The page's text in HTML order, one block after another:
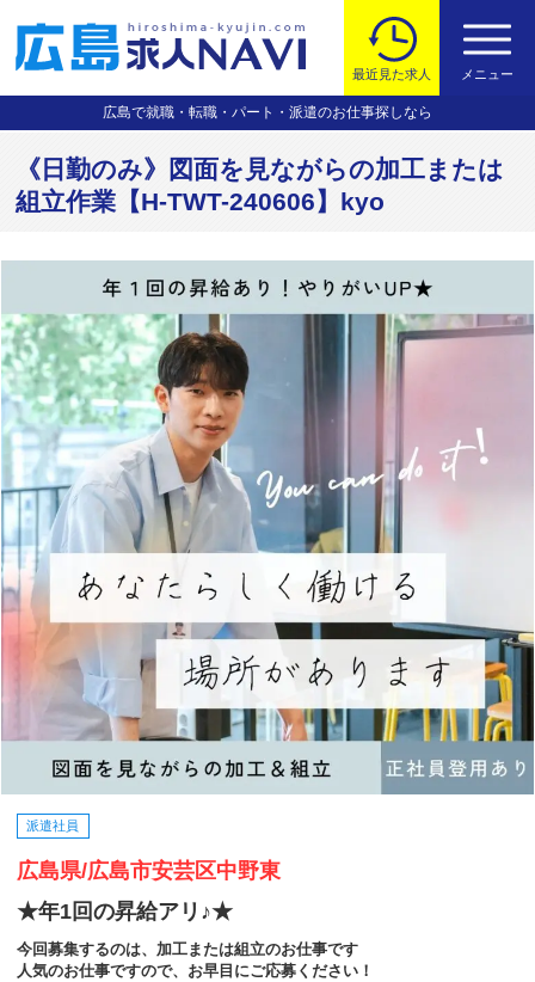
広島で就職・転職・パート・派遣のお仕事探しなら
最近見た求人 メニュー
《日勤のみ》図面を見ながらの加工または
組立作業【H-TWT-240606】kyo
派遣社員
広島県/広島市安芸区中野東
★年1回の昇給アリ♪★
今回募集するのは、加工または組立のお仕事です
人気のお仕事ですので、お早目にご応募ください！